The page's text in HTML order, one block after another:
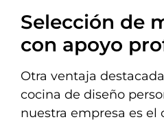
Selección de
con apoyo
Otra ventaja
cocina de diseño
nuestra empresa es el